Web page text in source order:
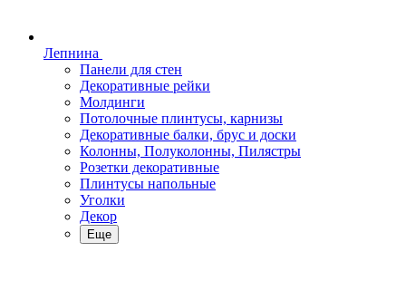
Лепнина
Панели для стен
Декоративные рейки
Молдинги
Потолочные плинтусы, карнизы
Декоративные балки, брус и доски
Колонны, Полуколонны, Пилястры
Розетки декоративные
Плинтусы напольные
Уголки
Декор
Еще